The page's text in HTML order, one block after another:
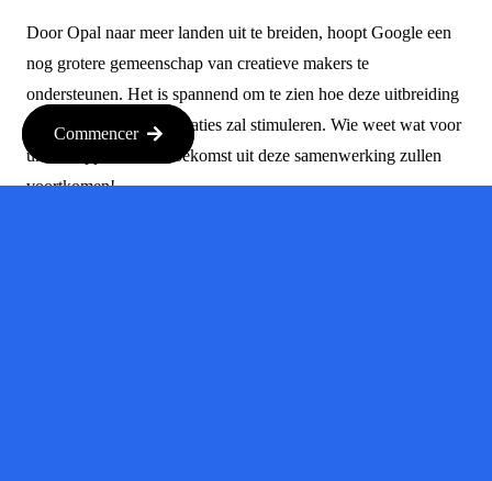
Door Opal naar meer landen uit te breiden, hoopt Google een
nog grotere gemeenschap van creatieve makers te
ondersteunen. Het is spannend om te zien hoe deze uitbreiding
nieuwe ideeën en innovaties zal stimuleren. Wie weet wat voor
unieke apps er in de toekomst uit deze samenwerking zullen
voortkomen!
Commencer